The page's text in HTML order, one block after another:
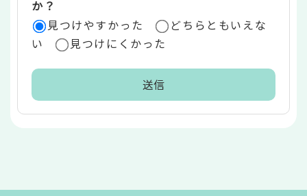
か？
見つけやすかった
どちらともいえな
い
見つけにくかった
で